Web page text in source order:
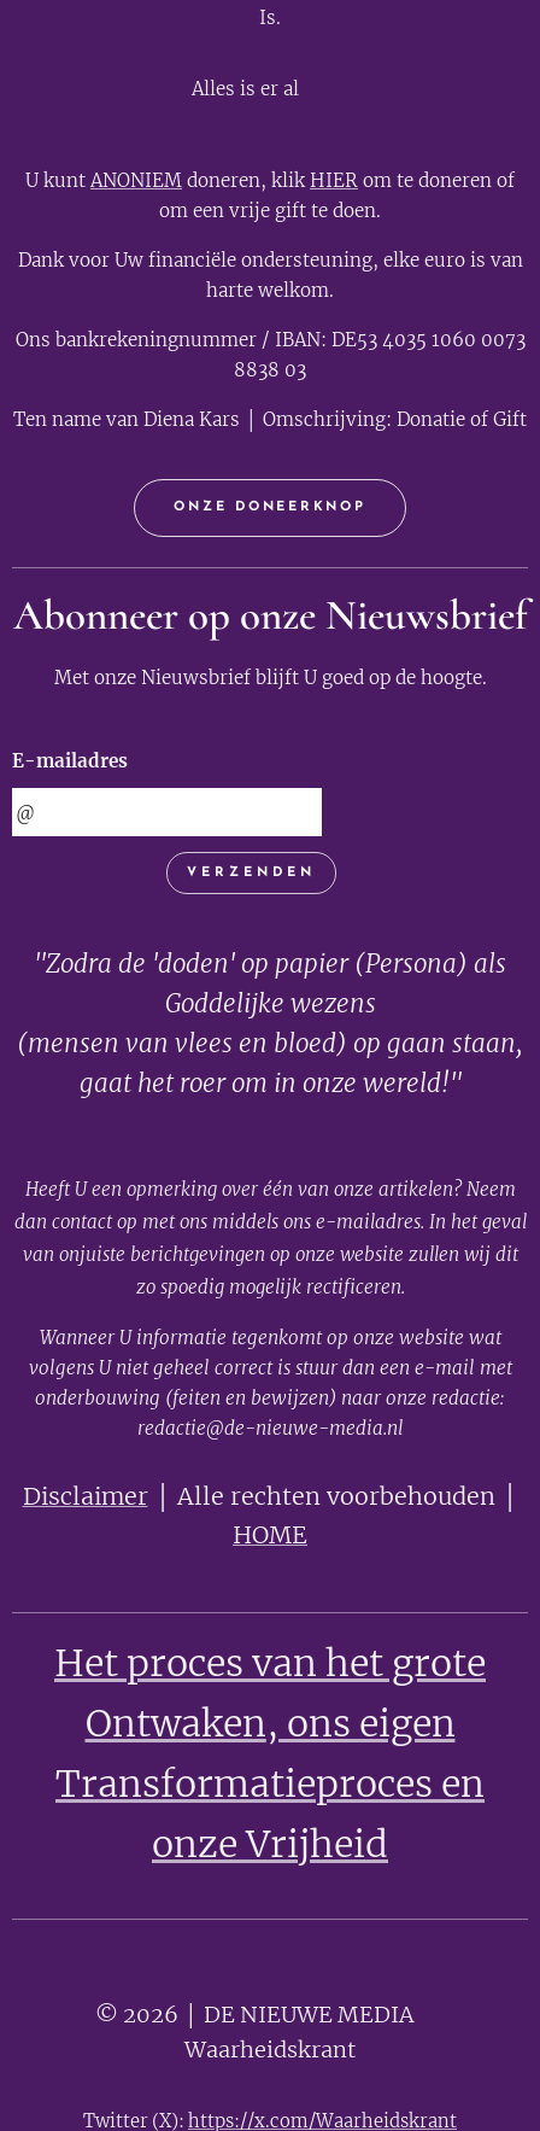
Is.
Alles is er al
U kuntANONIEM doneren, klikHIER om te doneren of
om een vrije gift te doen.
Dank voor Uw financiële ondersteuning, elke euro is van
harte welkom.
Ons bankrekeningnummer / IBAN: DE53 4035 1060 0073
8838 03
Ten name van Diena Kars │ Omschrijving: Donatie of Gift
ONZE DONEERKNOP
Abonneer op onze Nieuwsbrief
Met onze Nieuwsbrief blijft U goed op de hoogte.
E-mailadres
VERZENDEN
"Zodra de 'doden' op papier (Persona) als
Goddelijke wezens
(mensen van vlees en bloed) op gaan staan,
gaat het roer om in onze wereld!"
Heeft U een opmerking over één van onze artikelen? Neem
dan contact op met ons middels ons e-mailadres. In het geval
van onjuiste berichtgevingen op onze website zullen wij dit
zo spoedig mogelijk rectificeren.
Wanneer U informatie tegenkomt op onze website wat
volgens U niet geheel correct is stuur dan een e-mail met
onderbouwing (feiten en bewijzen) naar onze redactie:
redactie@de-nieuwe-media.nl
Disclaimer│ Alle rechten voorbehouden │
HOME
Het proces van het grote
Ontwaken, ons eigen
Transformatieproces en
onze Vrijheid
© 2026 │ DE NIEUWE MEDIA 🟣
Waarheidskrant
Twitter (X): https://x.com/Waarheidskrant